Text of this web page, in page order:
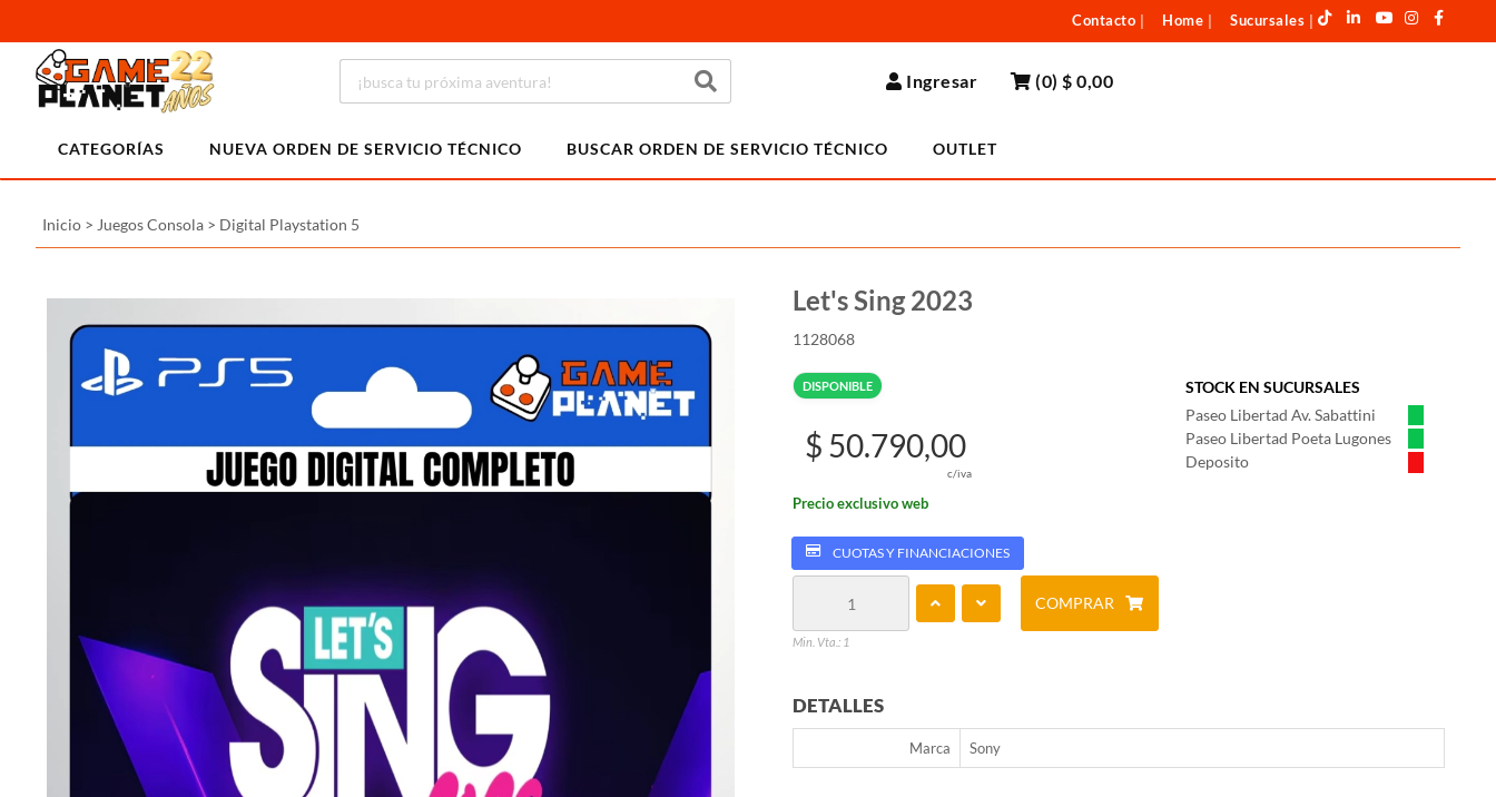
Contacto Home Sucursales
Ingresar (0)$ 0,00
CATEGORÍAS NUEVA ORDEN DE SERVICIO TÉCNICO BUSCAR ORDEN DE SERVICIO TÉCNICO OUTLET
Inicio > Juegos Consola > Digital Playstation 5
Let's Sing 2023
1128068
DISPONIBLE
STOCK EN SUCURSALES
Paseo Libertad Av. Sabattini
Paseo Libertad Poeta Lugones
Deposito
$ 50.790,00
c/iva
Precio exclusivo web
CUOTAS Y FINANCIACIONES
Min. Vta.: 1
COMPRAR
DETALLES
Marca Sony